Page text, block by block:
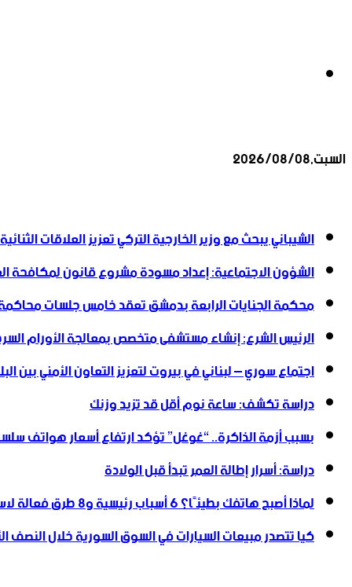
السبت,2026/08/08
الشيباني يبحث مع وزير الخارجية التركي تعزيز العلاقات الثنائية
الشؤون الاجتماعية: إعداد مسودة مشروع قانون لمكافحة
محكمة الجنايات الرابعة بدمشق تعقد خامس جلسات
الرئيس الشرع: إنشاء ‌‏مستشفى متخصص بمعالجة الأورام
اجتماع سوري – لبناني في بيروت لتعزيز التعاون ‏الأمني ‏بين
دراسة تكشف: ساعة نوم أقل قد تزيد وزنك
بسبب أزمة الذاكرة.. “غوغل” تؤكد ارتفاع أسعار هواتف
دراسة: أسرار إطالة العمر تبدأ قبل الولادة
لماذا أصبح هاتفك بطيئًا؟ 6 أسباب رئيسية و8 طرق فعالة لاستعادة سرعته
كيا تتصدر مبيعات السيارات في السوق السورية خلال النصف